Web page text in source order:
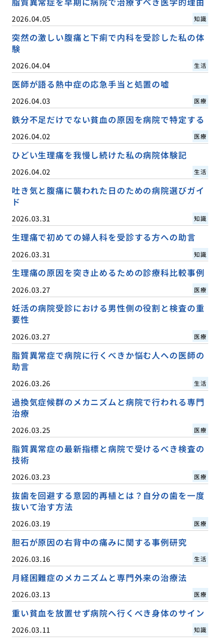
2026.04.05 知識
突然の激しい腹痛と下痢で内科を受診した私の体
験
2026.04.04 生活
医師が語る熱中症の応急手当と処置の嘘
2026.04.03 医療
鉄分不足だけでない貧血の原因を病院で特定する
2026.04.02 医療
ひどい生理痛を我慢し続けた私の病院体験記
2026.04.02 生活
吐き気と腹痛に襲われた日のための病院選びガイ
ド
2026.03.31 知識
生理痛で初めての婦人科を受診する方への助言
2026.03.31 知識
生理痛の原因を突き止めるための診療科比較事例
2026.03.27 医療
妊活の病院受診における男性側の役割と検査の重
要性
2026.03.27 医療
脂質異常症で病院に行くべきか悩む人への医師の
助言
2026.03.26 生活
過換気症候群のメカニズムと病院で行われる専門
治療
2026.03.25 医療
脂質異常症の最新指標と病院で受けるべき検査の
技術
2026.03.23 医療
抜歯を回避する意図的再植とは？自分の歯を一度
抜いて治す方法
2026.03.19 医療
胆石が原因の右背中の痛みに関する事例研究
2026.03.16 生活
月経困難症のメカニズムと専門外来の治療法
2026.03.13 医療
重い貧血を放置せず病院へ行くべき身体のサイン
2026.03.11 知識